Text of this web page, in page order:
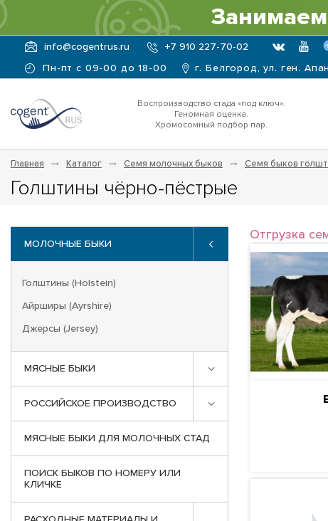
info@cogentrus.ru +7 910 227-70-02
Пн-пт с 09-00 до 18-00 г. Белгород, ул. ген.
Воспроизводство стада «под ключ».
Геномная оценка.
Хромосомный подбор пар.
Главная Каталог Семя молочных быков Семя быков
Голштины чёрно-пёстрые
МОЛОЧНЫЕ БЫКИ
Голштины (Holstein)
Айрширы (Ayrshire)
Джерсы (Jersey)
МЯСНЫЕ БЫКИ
РОССИЙСКОЕ ПРОИЗВОДСТВО
МЯСНЫЕ БЫКИ ДЛЯ МОЛОЧНЫХ СТАД
ПОИСК БЫКОВ ПО НОМЕРУ ИЛИ
КЛИЧКЕ
Отгрузка